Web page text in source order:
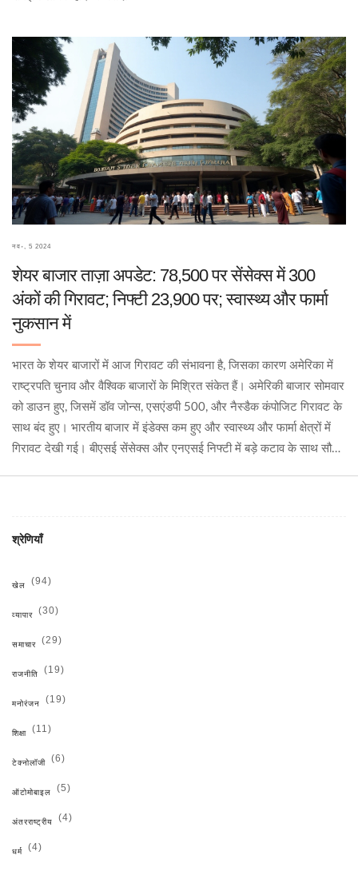
नव॰, 5 2024
शेयर बाजार ताज़ा अपडेट: 78,500 पर सेंसेक्स में 300
अंकों की गिरावट; निफ्टी 23,900 पर; स्वास्थ्य और फार्मा
नुकसान में
भारत के शेयर बाजारों में आज गिरावट की संभावना है, जिसका कारण अमेरिका में
राष्ट्रपति चुनाव और वैश्विक बाजारों के मिश्रित संकेत हैं। अमेरिकी बाजार सोमवार
को डाउन हुए, जिसमें डॉव जोन्स, एसएंडपी 500, और नैस्डैक कंपोजिट गिरावट के
साथ बंद हुए। भारतीय बाजार में इंडेक्स कम हुए और स्वास्थ्य और फार्मा क्षेत्रों में
गिरावट देखी गई। बीएसई सेंसेक्स और एनएसई निफ्टी में बड़े कटाव के साथ सौदे
श्रेणियाँ
खेल (94)
व्यापार (30)
समाचार (29)
राजनीति (19)
मनोरंजन (19)
शिक्षा (11)
टेक्नोलॉजी (6)
ऑटोमोबाइल (5)
अंतरराष्ट्रीय (4)
धर्म (4)